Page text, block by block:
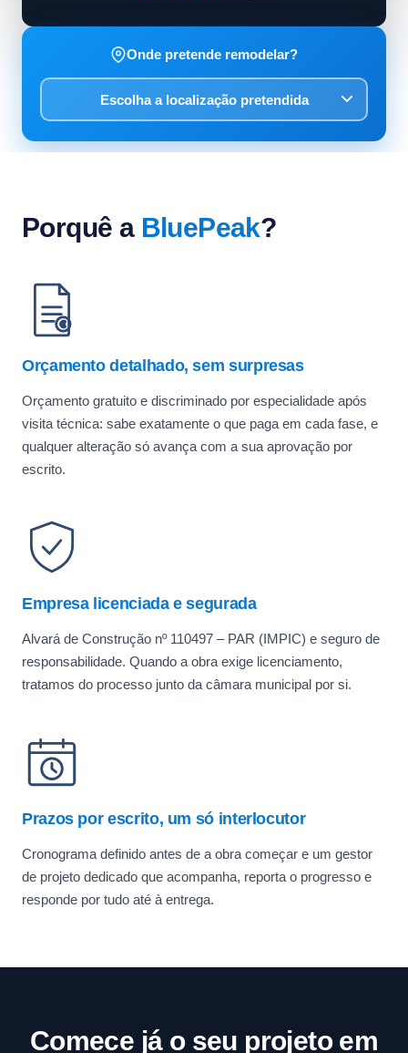
Onde pretende remodelar?
Porquê a BluePeak?
Orçamento detalhado, sem surpresas
Orçamento gratuito e discriminado por especialidade após
visita técnica: sabe exatamente o que paga em cada fase, e
qualquer alteração só avança com a sua aprovação por
escrito.
Empresa licenciada e segurada
Alvará de Construção nº 110497 – PAR (IMPIC) e seguro de
responsabilidade. Quando a obra exige licenciamento,
tratamos do processo junto da câmara municipal por si.
Prazos por escrito, um só interlocutor
Cronograma definido antes de a obra começar e um gestor
de projeto dedicado que acompanha, reporta o progresso e
responde por tudo até à entrega.
Comece já o seu projeto em